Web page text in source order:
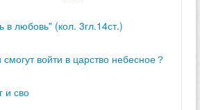
в любовь" (кол. 3гл.14ст.)
смогут войти в царство небесное？
и сво